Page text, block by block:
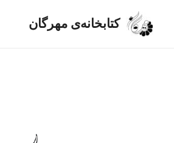
کتابخانه‌ی مهرگان